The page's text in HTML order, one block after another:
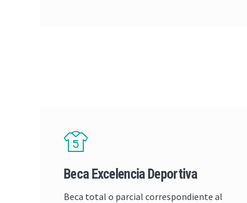
Beca Excelencia Deportiva
Beca total o parcial correspondiente al